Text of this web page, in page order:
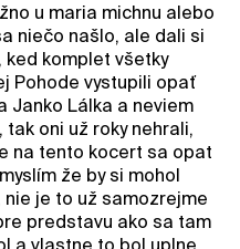
u maria michnu alebo
niečo našlo, ale dali si
komplet všetky
Pohode vystupili opať
Janko Lálka a neviem
oni už roky nehrali,
na tento kocert sa opat
že by si mohol
nie je to už samozrejme
predstavu ako sa tam